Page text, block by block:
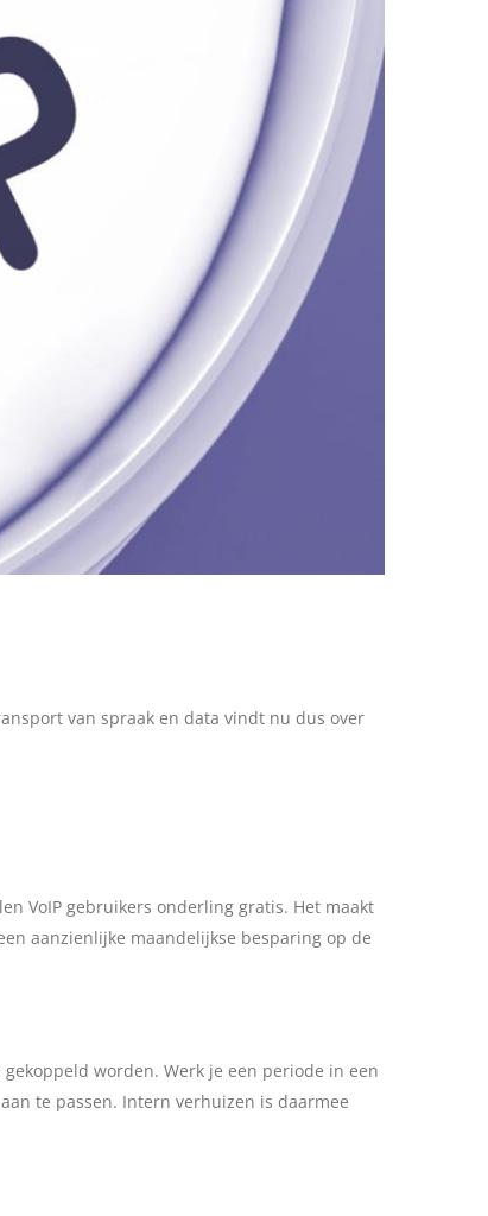
van spraak en data vindt nu dus over
VoIP gebruikers onderling gratis. Het maakt
aanzienlijke maandelijkse besparing op de
worden. Werk je een periode in een
te passen. Intern verhuizen is daarmee